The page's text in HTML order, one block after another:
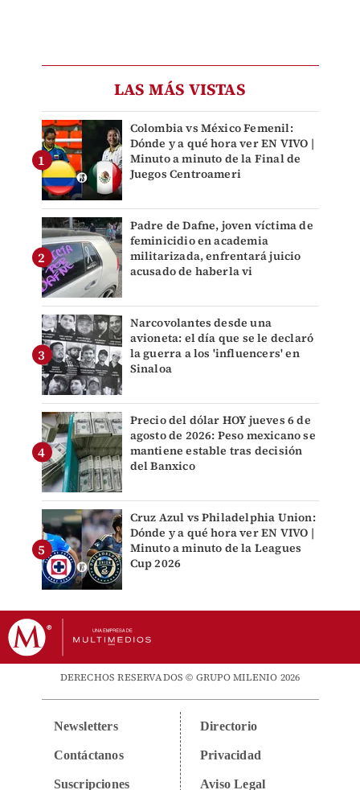
LAS MÁS VISTAS
Colombia vs México Femenil:
Dónde y a qué hora ver EN VIVO |
Minuto a minuto de la Final de
Juegos Centroameri
Padre de Dafne, joven víctima de
feminicidio en academia
militarizada, enfrentará juicio
acusado de haberla vi
Narcovolantes desde una
avioneta: el día que se le declaró
la guerra a los 'influencers' en
Sinaloa
Precio del dólar HOY jueves 6 de
agosto de 2026: Peso mexicano se
mantiene estable tras decisión
del Banxico
Cruz Azul vs Philadelphia Union:
Dónde y a qué hora ver EN VIVO |
Minuto a minuto de la Leagues
Cup 2026
DERECHOS RESERVADOS © GRUPO MILENIO 2026
Newsletters
Contáctanos
Suscripciones
Directorio
Privacidad
Aviso Legal